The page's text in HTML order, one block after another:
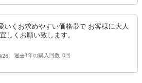
いくお求めやすい価格帯で お客様に大人
しくお願い致します。
26 過去1年の購入回数 0回